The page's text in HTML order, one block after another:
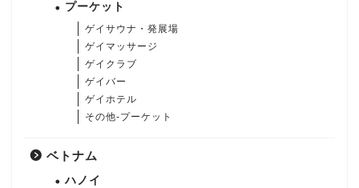
プーケット
ゲイサウナ・発展場
ゲイマッサージ
ゲイクラブ
ゲイバー
ゲイホテル
その他-プーケット
ベトナム
ハノイ